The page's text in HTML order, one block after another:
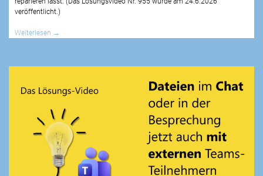
veröffentlicht.)
Weiterlesen →